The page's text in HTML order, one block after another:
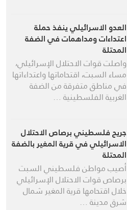
العدو الاسرائيلي ينفذ حملة
اعتداءات ومداهمات في الضفة
المحتلة
واصلت قوات الاحتلال الإسرائيلي،
مساء السبت، اقتحاماتها واعتداءاتها
في مناطق متفرقة من الضفة
الغربية الفلسطينية …
جريح فلسطيني برصاص الاحتلال
الاسرائيلي في قرية المغير بالضفة
المحتلة
أصيب مواطن فلسطيني السبت
برصاص قوات الاحتلال الإسرائيلي
خلال اقتحامها قرية المغير شمال
شرق مدينة …